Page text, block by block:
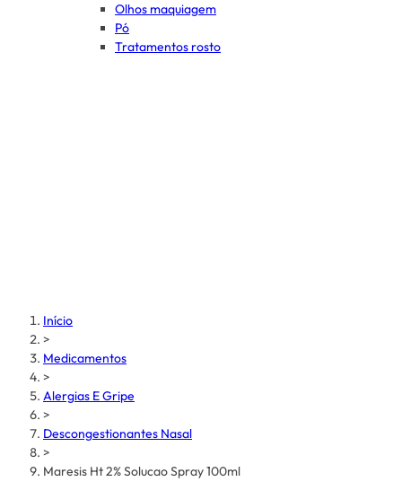
Olhos maquiagem
Pó
Tratamentos rosto
Início
>
Medicamentos
>
Alergias E Gripe
>
Descongestionantes Nasal
>
Maresis Ht 2% Solucao Spray 100ml